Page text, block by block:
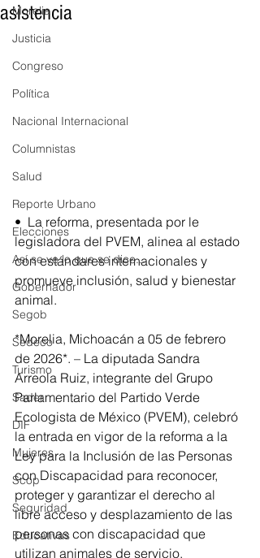
Morelia
Justicia
Congreso
Política
Nacional Internacional
Columnistas
Salud
Reporte Urbano
Elecciones
Así se ve lo que se dice...
Gobernador
Segob
Sedeco
Turismo
Sader
DIF
Mujeres
Scop
Seguridad
Educativas
asistencia
•⁠  ⁠La reforma, presentada por le
legisladora del PVEM, alinea al estado
con estándares internacionales y
promueve inclusión, salud y bienestar
animal.
*Morelia, Michoacán a 05 de febrero
de 2026*. – La diputada Sandra
Arreola Ruiz, integrante del Grupo
Parlamentario del Partido Verde
Ecologista de México (PVEM), celebró
la entrada en vigor de la reforma a la
Ley para la Inclusión de las Personas
con Discapacidad para reconocer,
proteger y garantizar el derecho al
libre acceso y desplazamiento de las
personas con discapacidad que
utilizan animales de servicio,